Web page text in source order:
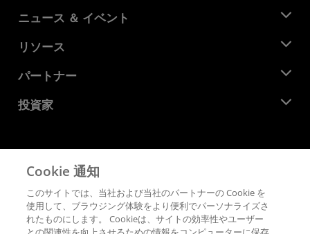
AMD について
企業責任
キャリア
お問い合わせ
ニュース ＆ イベント
ニュースルーム
メディア ライブラリ
リソース
デベロッパー セントラル
ケース スタディ
パートナー
AMD パートナー ハブ
投資家
財務情報
取締役会
SEC 提出書類
プライバシー
商標
サプライ チェーンの透明性
Cookie 通知
このサイトでは、当社および当社のパートナーの Cookie を
使用して、ブラウジング体験をより便利でパーソナライズさ
れたものにします。 Cookieは、サイトの効率性やユーザー